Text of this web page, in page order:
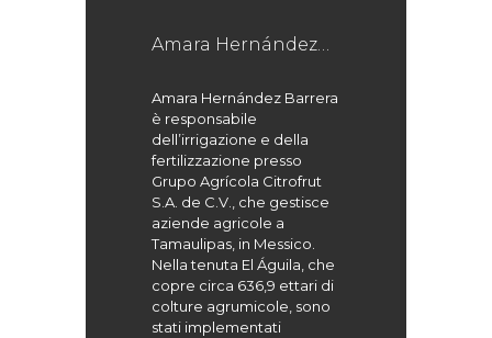
Amara Hernández
Amara Hernández Barrera
è responsabile
dell’irrigazione e della
fertilizzazione presso
Grupo Agrícola Citrofrut
S.A. de C.V., che gestisce
aziende agricole a
Tamaulipas, in Messico.
Nella tenuta El Águila, che
copre circa 636,9 ettari di
colture agrumicole, sono
stati implementati